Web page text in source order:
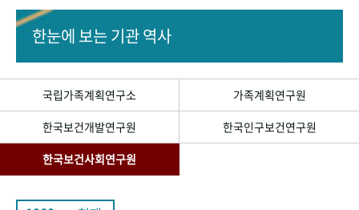
50+1 주년 기념
세계와 함께 한 KIHASA
VR 역사관
한눈에 보는기관 역사
국립가족계획연구소
가족계획연구원
한국보건개발연구원
한국인구보건연구원
한국보건사회연구원